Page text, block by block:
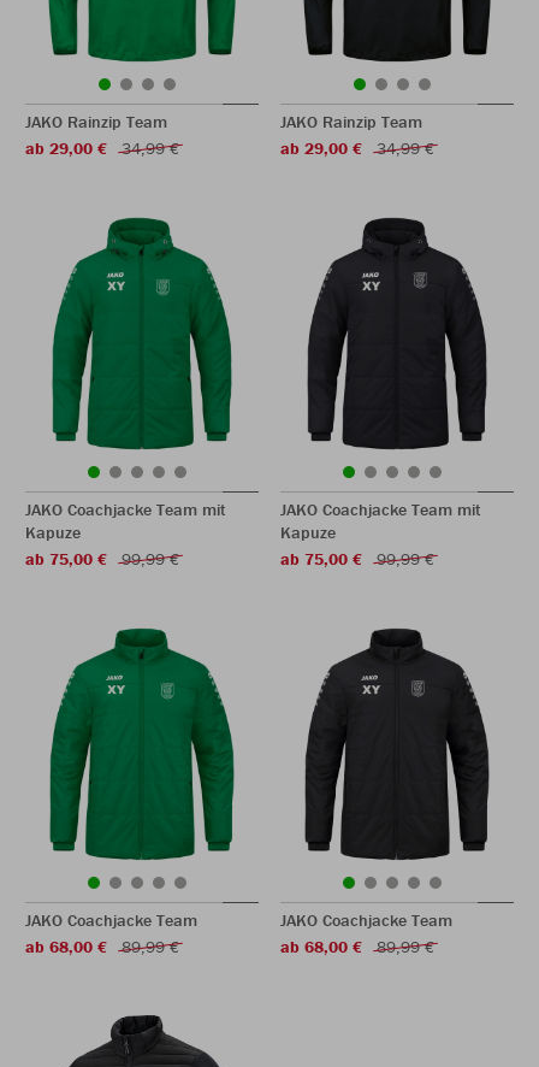
JAKO Rainzip Team
ab 29,00 €
34,99 €
JAKO Rainzip Team
ab 29,00 €
34,99 €
JAKO Coachjacke Team mit
Kapuze
ab 75,00 €
99,99 €
JAKO Coachjacke Team mit
Kapuze
ab 75,00 €
99,99 €
JAKO Coachjacke Team
ab 68,00 €
89,99 €
JAKO Coachjacke Team
ab 68,00 €
89,99 €